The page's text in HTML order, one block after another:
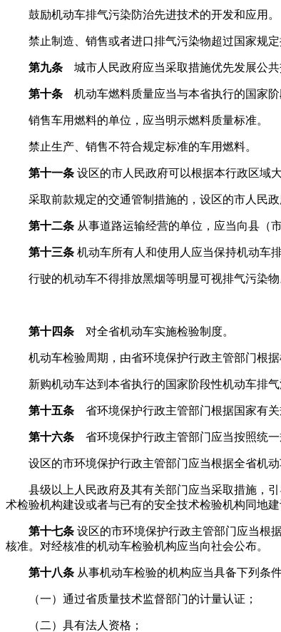
鼓励机动车排气污染防治先进技术的开发和应用。
禁止制造、销售或者进口排气污染物超过国家规定
第九条 城市人民政府应当采取措施优先发展公共
第十条 机动车燃料质量应当与本省执行的国家阶
销售车用燃料的单位，应当明示燃料质量标准。
禁止生产、销售不符合规定标准的车用燃料。
第十一条 设区的市人民政府可以根据本行政区域
采取前款规定的交通管制措施的，设区的市人民政
第十二条 从事道路运输经营的单位，应当向县（
第十三条 机动车所有人和使用人应当保持机动车
行驶的机动车不得排放黑烟等明显可视排气污染物
第十四条 对全省机动车实施检验制度。
机动车检验周期，由省环境保护行政主管部门根据
新购机动车达到本省执行的国家阶段性机动车排气
第十五条 省环境保护行政主管部门根据国家有关
第十六条 省环境保护行政主管部门应当按照统一
设区的市环境保护行政主管部门应当根据全省机动
县级以上人民政府及其有关部门应当采取措施，引
术检验机构建设或者与已有的安全技术检验机构同地建
第十七条 设区的市环境保护行政主管部门应当根
核准。对经核准的机动车检验机构应当向社会公布。
第十八条 从事机动车检验的机构应当具备下列条件
（一）通过省质量技术监督部门的计量认证；
（二）具有法人资格；